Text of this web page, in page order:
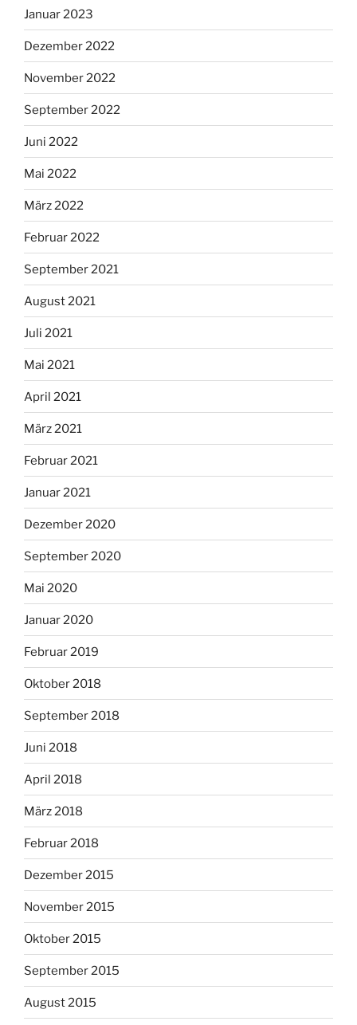
Januar 2023
Dezember 2022
November 2022
September 2022
Juni 2022
Mai 2022
März 2022
Februar 2022
September 2021
August 2021
Juli 2021
Mai 2021
April 2021
März 2021
Februar 2021
Januar 2021
Dezember 2020
September 2020
Mai 2020
Januar 2020
Februar 2019
Oktober 2018
September 2018
Juni 2018
April 2018
März 2018
Februar 2018
Dezember 2015
November 2015
Oktober 2015
September 2015
August 2015